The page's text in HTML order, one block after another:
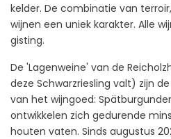
kelder. De combinatie van
wijnen een uniek karakter. Alle
gisting.
De 'Lagenweine' van de
deze Schwarzriesling valt) zijn
van het wijngoed:
ontwikkelen zich gedurende
houten vaten. Sinds augustus